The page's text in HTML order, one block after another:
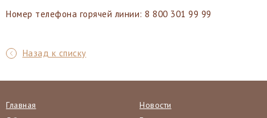
Номер телефона горячей линии: 8 800 301 99 99
Назад к списку
Главная
Новости